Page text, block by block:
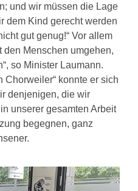
und wir müssen die Lage
dem Kind gerecht werden
gut genug!“ Vor allem
den Menschen umgehen,
so Minister Laumann.
Chorweiler“ konnte er sich
denjenigen, die wir
unserer gesamten Arbeit
begegnen, ganz